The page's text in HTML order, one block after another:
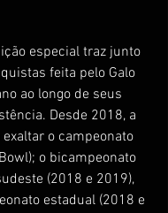
especial traz junto
feita pelo Galo
ao longo de seus
Desde 2018, a
exaltar o campeonato
o bicampeonato
(2018 e 2019),
estadual (2018 e